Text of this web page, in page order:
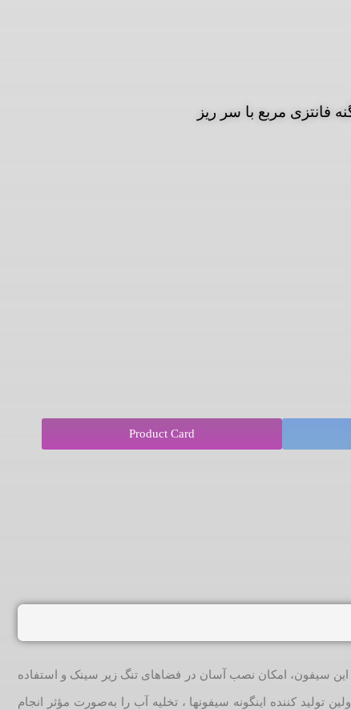
فانتزی مربع با سر ریز
Product Card
این سیفون، امکان نصب آسان در فضاهای تنگ زیر سینک و استفاده
تولید کننده اینگونه سیفونها ، تخلیه آب را به‌صورت مؤثر انجام